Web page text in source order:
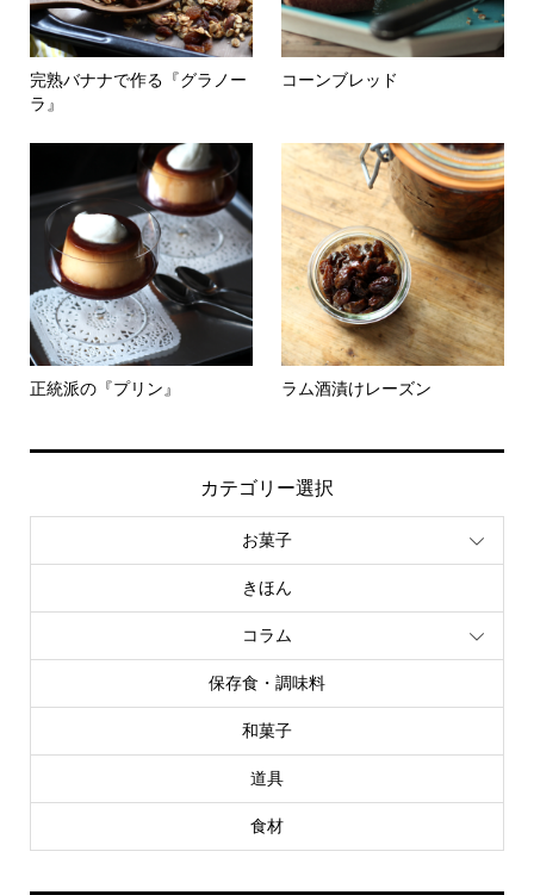
完熟バナナで作る『グラノー
ラ』
コーンブレッド
正統派の『プリン』 ラム酒漬けレーズン
カテゴリー選択
お菓子
きほん
コラム
保存食・調味料
和菓子
道具
食材